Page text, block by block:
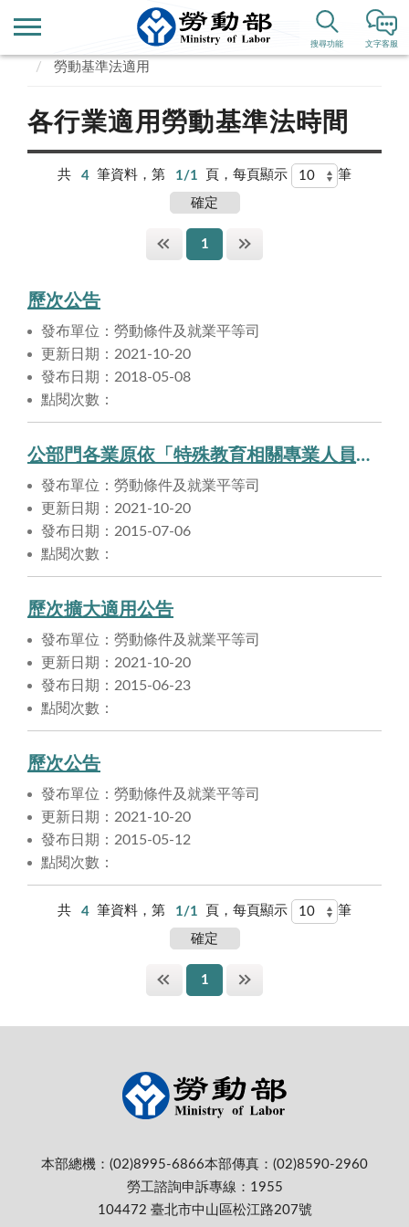
文字客服
搜尋功能
業務專區
勞動條件、就業平等
勞動基準法適用
各行業適用勞動基準法時間
共 4 筆資料，第 1/1 頁，每頁顯示 筆
1
歷次公告
發布單位：勞動條件及就業平等司
更新日期：2021-10-20
發布日期：2018-05-08
點閱次數：
公部門各業原依「特殊教育相關專業人員及助理人員遴用辦法」進用之特殊教育相關專業人員及特殊教育相關助理人員（不包括依聘用人員聘用條例及行政院暨所屬機關約僱人員僱用辦法進用之人員），自中華民國102年9月11日起，適用勞動基準法。
發布單位：勞動條件及就業平等司
更新日期：2021-10-20
發布日期：2015-07-06
點閱次數：
歷次擴大適用公告
發布單位：勞動條件及就業平等司
更新日期：2021-10-20
發布日期：2015-06-23
點閱次數：
歷次公告
發布單位：勞動條件及就業平等司
更新日期：2021-10-20
發布日期：2015-05-12
點閱次數：
共 4 筆資料，第 1/1 頁，每頁顯示 筆
1
本部總機：(02)8995-6866本部傳真：(02)8590-2960
勞工諮詢申訴專線：1955
104472 臺北市中山區松江路207號